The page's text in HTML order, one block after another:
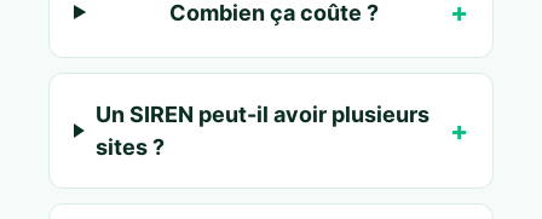
Combien ça coûte ?
Un SIREN peut-il avoir plusieurs
sites ?